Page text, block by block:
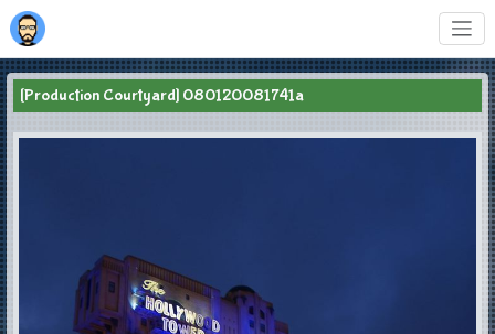
[Production Courtyard] 080120081741a